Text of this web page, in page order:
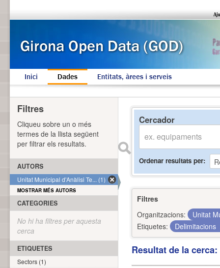
Inici Dades Entitats, àrees i serveis
Cercador
Ordenar resultats per
Filtres
Organitzacions:
Unitat
Etiquetes:
Delimitacions
Resultat de la
Filtres
Cliqueu sobre un o més
termes de la llista següent
per filtrar els resultats.
AUTORS
Unitat Municipal d'Anàlisi Te... (1)
MOSTRAR MÉS AUTORS
CATEGORIES
No hi ha filtres per aquesta
cerca
ETIQUETES
Sectors (1)